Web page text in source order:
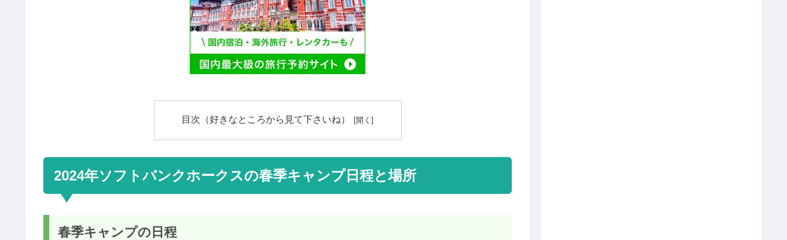
目次（好きなところから見て下さいね）
2024年ソフトバンクホークスの春季キャンプ日程と場所
春季キャンプの日程